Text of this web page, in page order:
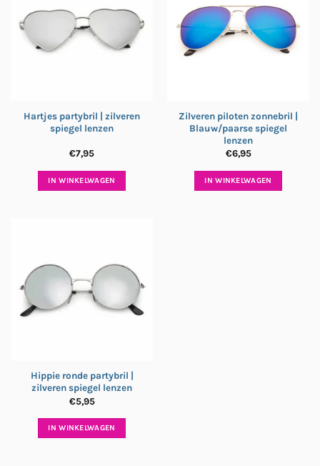
Hartjes partybril | zilveren
spiegel lenzen
€7,95
IN WINKELWAGEN
Zilveren piloten zonnebril |
Blauw/paarse spiegel
lenzen
€6,95
IN WINKELWAGEN
Hippie ronde partybril |
zilveren spiegel lenzen
€5,95
IN WINKELWAGEN